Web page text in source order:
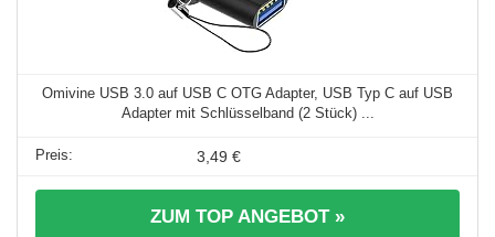
Omivine USB 3.0 auf USB C OTG Adapter, USB Typ C auf USB
Adapter mit Schlüsselband (2 Stück) ...
3,49 €
ZUM TOP ANGEBOT »